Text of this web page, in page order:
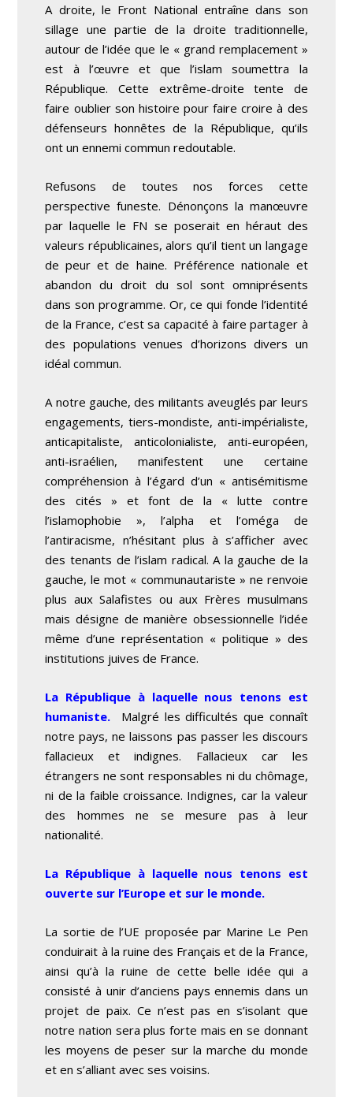
A droite, le Front National entraîne dans son
sillage une partie de la droite traditionnelle,
autour de l’idée que le « grand remplacement »
est à l’œuvre et que l’islam soumettra la
République. Cette extrême-droite tente de
faire oublier son histoire pour faire croire à des
défenseurs honnêtes de la République, qu’ils
ont un ennemi commun redoutable.
Refusons de toutes nos forces cette
perspective funeste. Dénonçons la manœuvre
par laquelle le FN se poserait en héraut des
valeurs républicaines, alors qu’il tient un langage
de peur et de haine. Préférence nationale et
abandon du droit du sol sont omniprésents
dans son programme. Or, ce qui fonde l’identité
de la France, c’est sa capacité à faire partager à
des populations venues d’horizons divers un
idéal commun.
A notre gauche, des militants aveuglés par leurs
engagements, tiers-mondiste, anti-impérialiste,
anticapitaliste, anticolonialiste, anti-européen,
anti-israélien, manifestent une certaine
compréhension à l’égard d’un « antisémitisme
des cités » et font de la « lutte contre
l’islamophobie », l’alpha et l’oméga de
l’antiracisme, n’hésitant plus à s’afficher avec
des tenants de l’islam radical. A la gauche de la
gauche, le mot « communautariste » ne renvoie
plus aux Salafistes ou aux Frères musulmans
mais désigne de manière obsessionnelle l’idée
même d’une représentation « politique » des
institutions juives de France.
La République à laquelle nous tenons est
humaniste.
Malgré les difficultés que connaît
notre pays, ne laissons pas passer les discours
fallacieux et indignes. Fallacieux car les
étrangers ne sont responsables ni du chômage,
ni de la faible croissance. Indignes, car la valeur
des hommes ne se mesure pas à leur
nationalité.
La République à laquelle nous tenons est
ouverte sur l’Europe et sur le monde.
La sortie de l’UE proposée par Marine Le Pen
conduirait à la ruine des Français et de la France,
ainsi qu’à la ruine de cette belle idée qui a
consisté à unir d’anciens pays ennemis dans un
projet de paix. Ce n’est pas en s’isolant que
notre nation sera plus forte mais en se donnant
les moyens de peser sur la marche du monde
et en s’alliant avec ses voisins.